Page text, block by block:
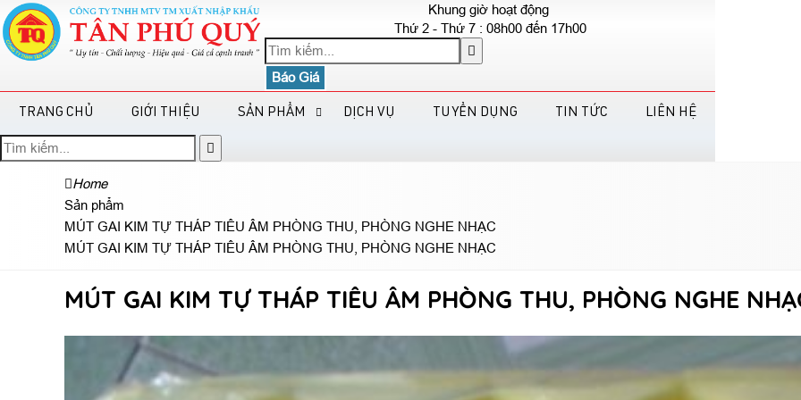
Khung giờ hoạt động
Thứ 2 - Thứ 7 : 08h00 đến 17h00
Báo Giá
TRANG CHỦ GIỚI THIỆU SẢN PHẨM DỊCH VỤ TUYỂN DỤNG TIN TỨC LIÊN HỆ
Home
Sản phẩm
MÚT GAI KIM TỰ THÁP TIÊU ÂM PHÒNG THU, PHÒNG NGHE NHẠC
MÚT GAI KIM TỰ THÁP TIÊU ÂM PHÒNG THU, PHÒNG NGHE NHẠC
MÚT GAI KIM TỰ THÁP TIÊU ÂM PHÒNG THU, PHÒNG NGHE